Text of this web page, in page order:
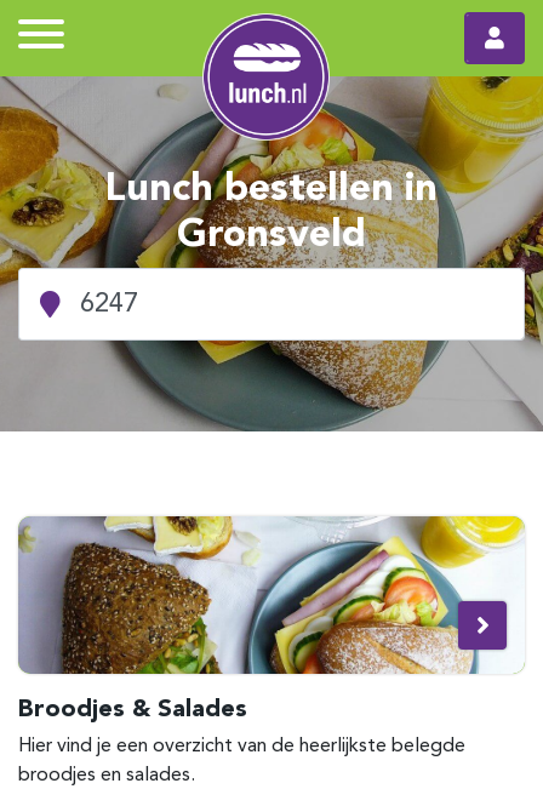
Lunch bestellen in
Gronsveld
Broodjes & Salades
Hier vind je een overzicht van de heerlijkste belegde
broodjes en salades.